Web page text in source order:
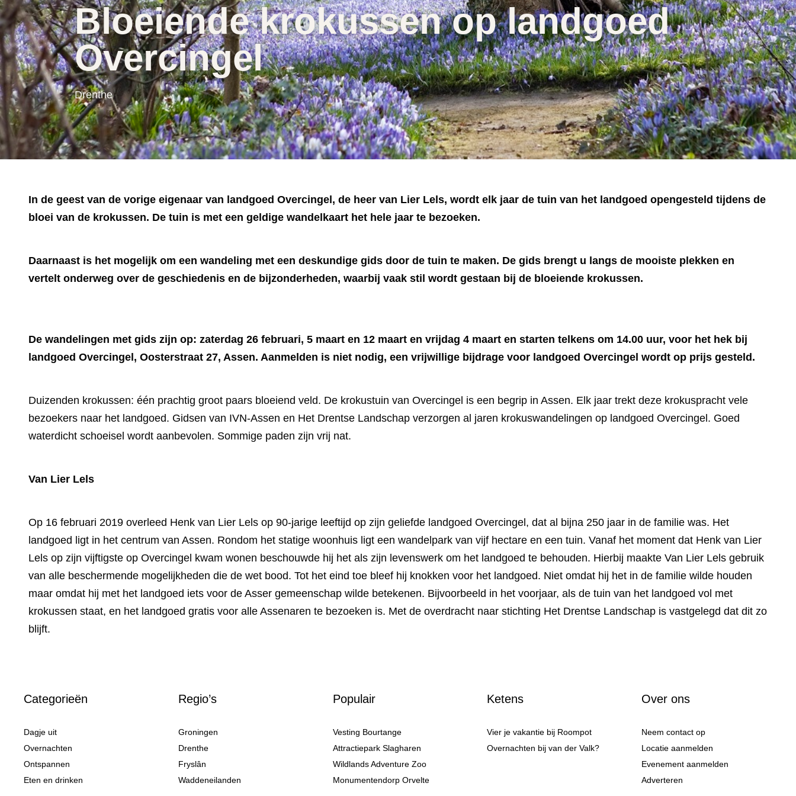
Bloeiende krokussen op landgoed
Overcingel
Drenthe
In de geest van de vorige eigenaar van landgoed Overcingel, de heer van Lier Lels, wordt elk jaar de tuin van het landgoed opengesteld tijdens de
bloei van de krokussen. De tuin is met een geldige wandelkaart het hele jaar te bezoeken.
Daarnaast is het mogelijk om een wandeling met een deskundige gids door de tuin te maken. De gids brengt u langs de mooiste plekken en
vertelt onderweg over de geschiedenis en de bijzonderheden, waarbij vaak stil wordt gestaan bij de bloeiende krokussen.
De wandelingen met gids zijn op: zaterdag 26 februari, 5 maart en 12 maart en vrijdag 4 maart en starten telkens om 14.00 uur, voor het hek bij
landgoed Overcingel, Oosterstraat 27, Assen. Aanmelden is niet nodig, een vrijwillige bijdrage voor landgoed Overcingel wordt op prijs gesteld.
Duizenden krokussen: één prachtig groot paars bloeiend veld. De krokustuin van Overcingel is een begrip in Assen. Elk jaar trekt deze krokuspracht vele
bezoekers naar het landgoed. Gidsen van IVN-Assen en Het Drentse Landschap verzorgen al jaren krokuswandelingen op landgoed Overcingel. Goed
waterdicht schoeisel wordt aanbevolen. Sommige paden zijn vrij nat.
Van Lier Lels
Op 16 februari 2019 overleed Henk van Lier Lels op 90-jarige leeftijd op zijn geliefde landgoed Overcingel, dat al bijna 250 jaar in de familie was. Het
landgoed ligt in het centrum van Assen. Rondom het statige woonhuis ligt een wandelpark van vijf hectare en een tuin. Vanaf het moment dat Henk van Lier
Lels op zijn vijftigste op Overcingel kwam wonen beschouwde hij het als zijn levenswerk om het landgoed te behouden. Hierbij maakte Van Lier Lels gebruik
van alle beschermende mogelijkheden die de wet bood. Tot het eind toe bleef hij knokken voor het landgoed. Niet omdat hij het in de familie wilde houden
maar omdat hij met het landgoed iets voor de Asser gemeenschap wilde betekenen. Bijvoorbeeld in het voorjaar, als de tuin van het landgoed vol met
krokussen staat, en het landgoed gratis voor alle Assenaren te bezoeken is. Met de overdracht naar stichting Het Drentse Landschap is vastgelegd dat dit zo
blijft.
Categorieën
Dagje uit
Overnachten
Ontspannen
Eten en drinken
Regio’s
Groningen
Drenthe
Fryslân
Waddeneilanden
Populair
Vesting Bourtange
Attractiepark Slagharen
Wildlands Adventure Zoo
Monumentendorp Orvelte
Ketens
Vier je vakantie bij Roompot
Overnachten bij van der Valk?
Over ons
Neem contact op
Locatie aanmelden
Evenement aanmelden
Adverteren